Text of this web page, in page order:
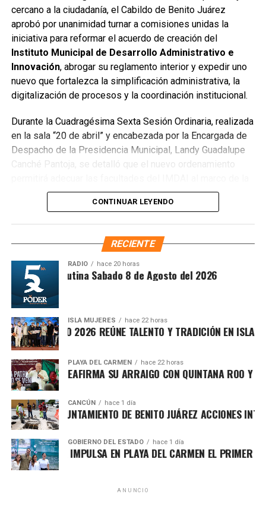
pesados. De manera simultánea, se recuperó un espacio
público utilizado como basurero clandestino, del cual se
han retirado aproximadamente 150 toneladas de
escombros, cacharros y desechos vegetales. Se estima
que el saneamiento concluirá en dos días.
Finalmente, las Unidades Verdes de SIRESOL Cancún
convertirse en punto de disposición ilegal de basura. El
Ayuntamiento exhortó a la ciudadanía a reportar estas
prácticas y sumarse al esfuerzo colectivo para mantener
un Cancún limpio y con prosperidad compartida.
Fuente: 5to Poder Agencia de Noticias
Recibe las noticias al instante
Quinto Podery recibe las noticias más
importantes de Quintana Roo directamente
cercano a la ciudadanía, el Cabildo de Benito Juárez
aprobó por unanimidad turnar a comisiones unidas la
iniciativa para reformar el acuerdo de creación del
Instituto Municipal de Desarrollo Administrativo e
Innovación, abrogar su reglamento interior y expedir uno
nuevo que fortalezca la simplificación administrativa, la
digitalización de procesos y la coordinación institucional.
Durante la Cuadragésima Sexta Sesión Ordinaria, realizada
en la sala “20 de abril” y encabezada por la Encargada de
Despacho de la Presidencia Municipal, Landy Guadalupe
Canché Pantoja, se detalló que el nuevo ordenamiento
Ley Nacional para Eliminar Trámites Burocráticos
mediante la instauración de la Autoridad Municipal de
Simplificación y Digitalización. Con ello, se busca agilizar
trámites, reducir cargas administrativas y mejorar la
Asimismo, el cuerpo cabildar avaló por mayoría turnar a
comisiones la expedición delReglamento para la
Atención Integral de Inmuebles en Estado de
CONTINUAR LEYENDO
RECIENTE
RADIO hace 20 horas
Síntesis Matutina Sabado 8 de Agosto del 2026
ISLA MUJERES hace 22 horas
ISLEÑO 2026 REÚNE TALENTO Y TRADICIÓN EN ISLA
PLAYA DEL CARMEN hace 22 horas
MARÍN REAFIRMA SU ARRAIGO CON QUINTANA ROO Y
CANCÚN hace 1 día
AYUNTAMIENTO DE BENITO JUÁREZ ACCIONES
GOBIERNO DEL ESTADO hace 1 día
LEZAMA IMPULSA EN PLAYA DEL CARMEN EL PRIMER
ANUNCIO